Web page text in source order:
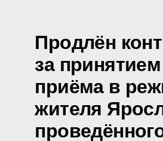
Продлён
за
приёма в
жителя